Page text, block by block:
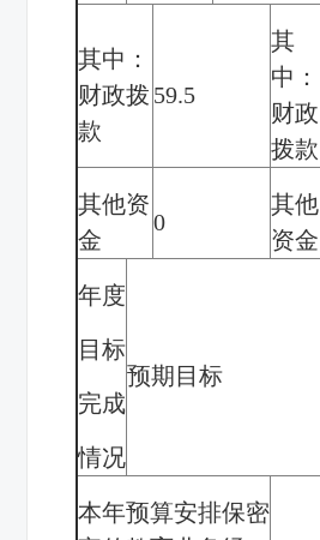
其中：
财政拨
款
59.5
其
中：
财政
拨款
其他资
金
0
其他
资金
年度
目标
完成
情况
预期目标
本年预算安排保密